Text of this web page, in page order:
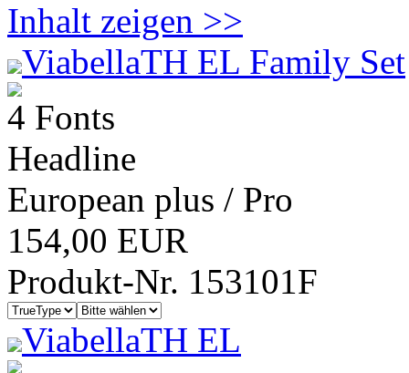
Inhalt zeigen >>
ViabellaTH EL Family Set
4 Fonts
Headline
European plus / Pro
154,00 EUR
Produkt-Nr. 153101F
ViabellaTH EL